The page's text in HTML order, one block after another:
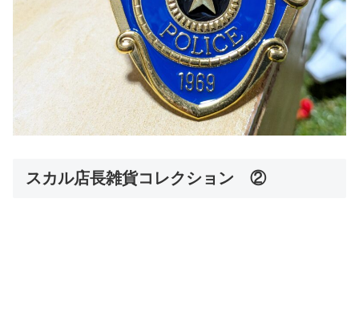
スカル店長雑貨コレクション ②